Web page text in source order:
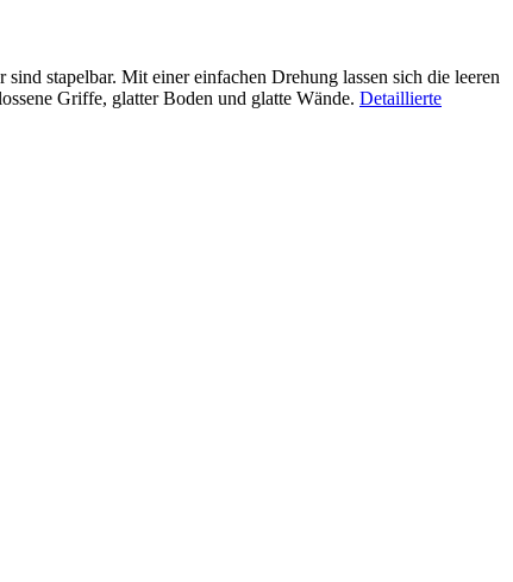
stapelbar. Mit einer einfachen Drehung lassen sich die leeren
Griffe, glatter Boden und glatte Wände. Detaillierte